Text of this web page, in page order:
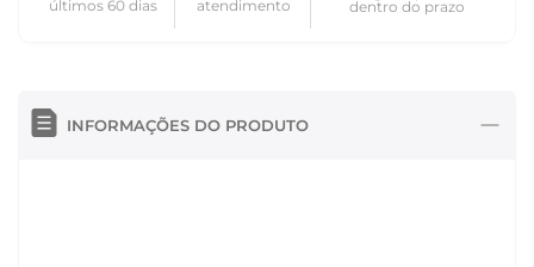
últimos 60 dias
atendimento
dentro do prazo
INFORMAÇÕES DO PRODUTO